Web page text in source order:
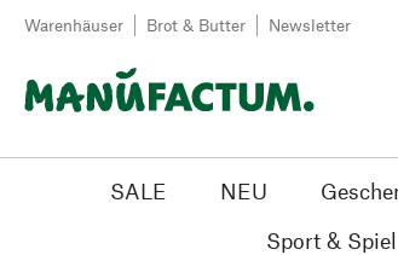
Zum Inhalt springen
Warenhäuser Brot & Butter Newsletter
SALE NEU
Sport & Spiel